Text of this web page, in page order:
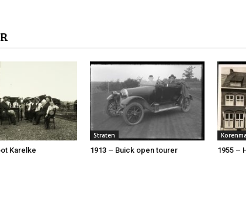
Karelke
Straten
1913 – Buick open tourer 1955 –